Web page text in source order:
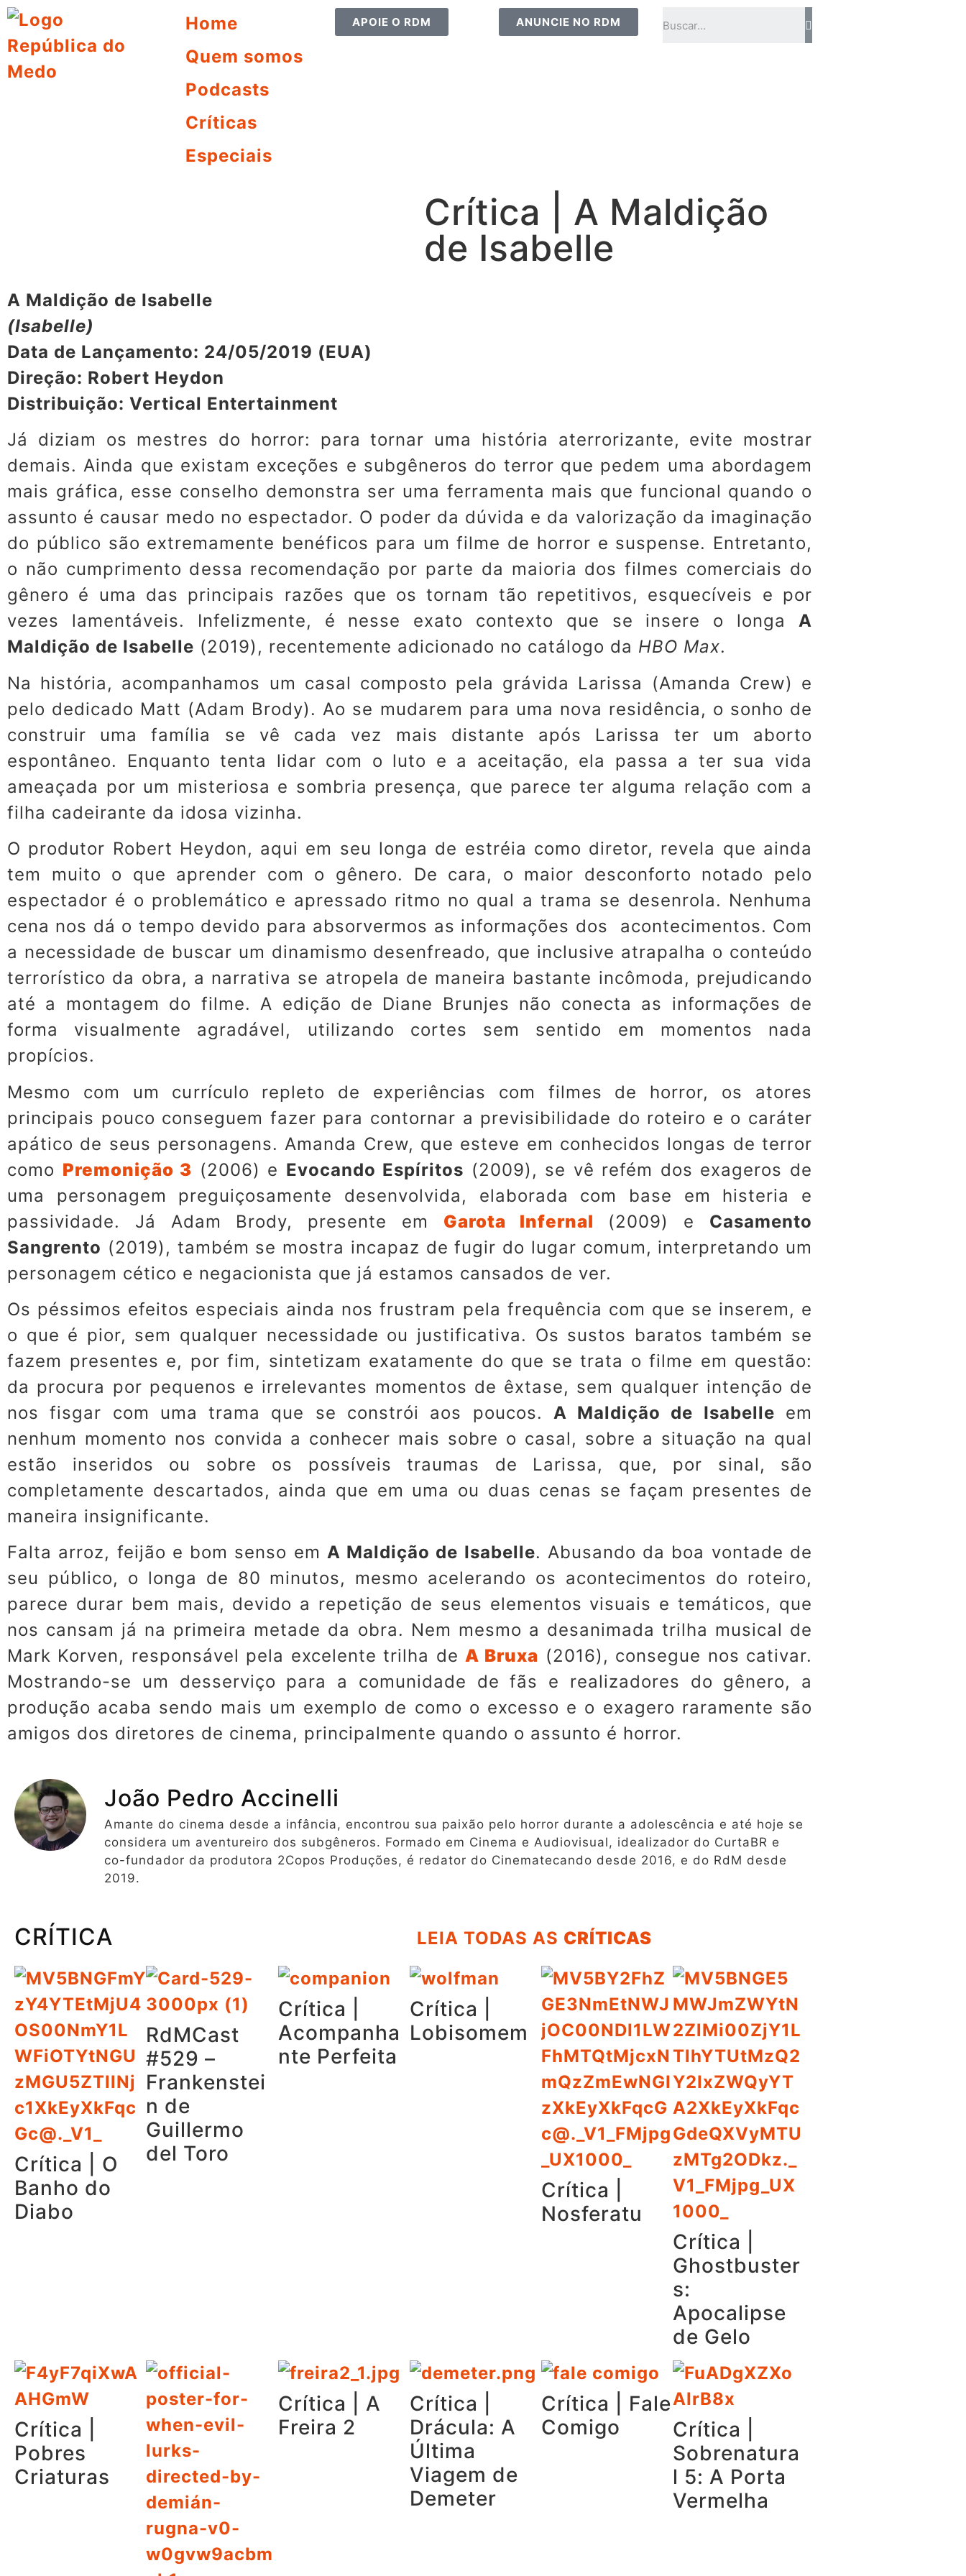
Home
Quem somos
Podcasts
Críticas
Especiais
APOIE O RDM ANUNCIE NO RDM
Crítica | A Maldição
de Isabelle
A Maldição de Isabelle
(Isabelle)
Data de Lançamento: 24/05/2019 (EUA)
Direção: Robert Heydon
Distribuição: Vertical Entertainment
Já diziam os mestres do horror: para tornar uma história aterrorizante, evite mostrar
demais. Ainda que existam exceções e subgêneros do terror que pedem uma abordagem
mais gráfica, esse conselho demonstra ser uma ferramenta mais que funcional quando o
assunto é causar medo no espectador. O poder da dúvida e da valorização da imaginação
do público são extremamente benéficos para um filme de horror e suspense. Entretanto,
o não cumprimento dessa recomendação por parte da maioria dos filmes comerciais do
gênero é uma das principais razões que os tornam tão repetitivos, esquecíveis e por
vezes lamentáveis. Infelizmente, é nesse exato contexto que se insere o longa A
Maldição de Isabelle (2019), recentemente adicionado no catálogo da HBO Max.
Na história, acompanhamos um casal composto pela grávida Larissa (Amanda Crew) e
pelo dedicado Matt (Adam Brody). Ao se mudarem para uma nova residência, o sonho de
construir uma família se vê cada vez mais distante após Larissa ter um aborto
espontâneo. Enquanto tenta lidar com o luto e a aceitação, ela passa a ter sua vida
ameaçada por um misteriosa e sombria presença, que parece ter alguma relação com a
filha cadeirante da idosa vizinha.
O produtor Robert Heydon, aqui em seu longa de estréia como diretor, revela que ainda
tem muito o que aprender com o gênero. De cara, o maior desconforto notado pelo
espectador é o problemático e apressado ritmo no qual a trama se desenrola. Nenhuma
cena nos dá o tempo devido para absorvermos as informações dos acontecimentos. Com
a necessidade de buscar um dinamismo desenfreado, que inclusive atrapalha o conteúdo
terrorístico da obra, a narrativa se atropela de maneira bastante incômoda, prejudicando
até a montagem do filme. A edição de Diane Brunjes não conecta as informações de
forma visualmente agradável, utilizando cortes sem sentido em momentos nada
propícios.
Mesmo com um currículo repleto de experiências com filmes de horror, os atores
principais pouco conseguem fazer para contornar a previsibilidade do roteiro e o caráter
apático de seus personagens. Amanda Crew, que esteve em conhecidos longas de terror
como Premonição 3 (2006) e Evocando Espíritos (2009), se vê refém dos exageros de
uma personagem preguiçosamente desenvolvida, elaborada com base em histeria e
passividade. Já Adam Brody, presente em Garota Infernal (2009) e Casamento
Sangrento (2019), também se mostra incapaz de fugir do lugar comum, interpretando um
personagem cético e negacionista que já estamos cansados de ver.
Os péssimos efeitos especiais ainda nos frustram pela frequência com que se inserem, e
o que é pior, sem qualquer necessidade ou justificativa. Os sustos baratos também se
fazem presentes e, por fim, sintetizam exatamente do que se trata o filme em questão:
da procura por pequenos e irrelevantes momentos de êxtase, sem qualquer intenção de
nos fisgar com uma trama que se constrói aos poucos. A Maldição de Isabelle em
nenhum momento nos convida a conhecer mais sobre o casal, sobre a situação na qual
estão inseridos ou sobre os possíveis traumas de Larissa, que, por sinal, são
completamente descartados, ainda que em uma ou duas cenas se façam presentes de
maneira insignificante.
Falta arroz, feijão e bom senso em A Maldição de Isabelle. Abusando da boa vontade de
seu público, o longa de 80 minutos, mesmo acelerando os acontecimentos do roteiro,
parece durar bem mais, devido a repetição de seus elementos visuais e temáticos, que
nos cansam já na primeira metade da obra. Nem mesmo a desanimada trilha musical de
Mark Korven, responsável pela excelente trilha de A Bruxa (2016), consegue nos cativar.
Mostrando-se um desserviço para a comunidade de fãs e realizadores do gênero, a
produção acaba sendo mais um exemplo de como o excesso e o exagero raramente são
amigos dos diretores de cinema, principalmente quando o assunto é horror.
João Pedro Accinelli
Amante do cinema desde a infância, encontrou sua paixão pelo horror durante a adolescência e até hoje se
considera um aventureiro dos subgêneros. Formado em Cinema e Audiovisual, idealizador do CurtaBR e
co-fundador da produtora 2Copos Produções, é redator do Cinematecando desde 2016, e do RdM desde
2019.
CRÍTICA LEIA TODAS AS CRÍTICAS​
Crítica | O
Banho do
Diabo
RdMCast
#529 –
Frankenstei
n de
Guillermo
del Toro
Crítica |
Acompanha
nte Perfeita
Crítica |
Lobisomem
Crítica |
Nosferatu
Crítica |
Ghostbuster
s:
Apocalipse
de Gelo
Crítica |
Pobres
Criaturas
Crítica | A
Freira 2
Crítica |
Drácula: A
Última
Viagem de
Demeter
Crítica | Fale
Comigo
Crítica |
Sobrenatura
l 5: A Porta
Vermelha